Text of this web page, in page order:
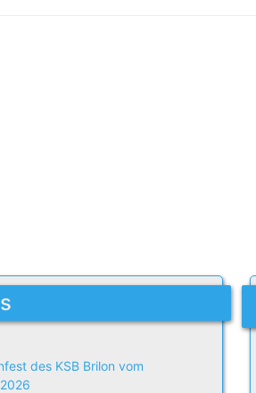
des KSB Brilon vom